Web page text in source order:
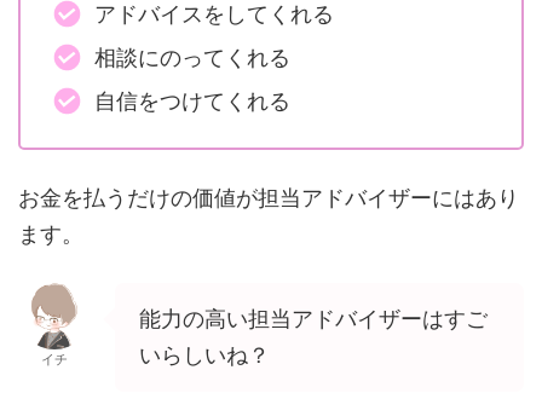
アドバイスをしてくれる
相談にのってくれる
自信をつけてくれる
お金を払うだけの価値が担当アドバイザーにはあり
ます。
イチ
能力の高い担当アドバイザーはすご
いらしいね？